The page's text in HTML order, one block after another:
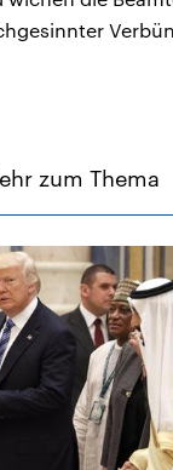
zum Thema